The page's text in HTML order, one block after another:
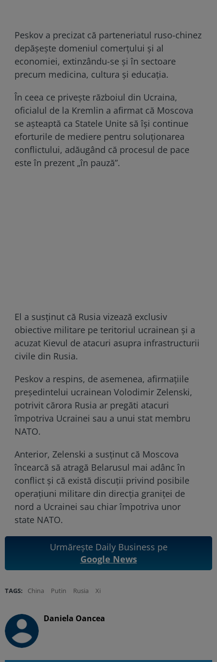
Peskov a precizat că parteneriatul ruso-chinez
depășește domeniul comerțului și al
economiei, extinzându-se și în sectoare
precum medicina, cultura și educația.
În ceea ce privește războiul din Ucraina,
oficialul de la Kremlin a afirmat că Moscova
se așteaptă ca Statele Unite să își continue
eforturile de mediere pentru soluționarea
conflictului, adăugând că procesul de pace
este în prezent „în pauză”.
El a susținut că Rusia vizează exclusiv
obiective militare pe teritoriul ucrainean și a
acuzat Kievul de atacuri asupra infrastructurii
civile din Rusia.
Peskov a respins, de asemenea, afirmațiile
președintelui ucrainean Volodimir Zelenski,
potrivit cărora Rusia ar pregăti atacuri
împotriva Ucrainei sau a unui stat membru
NATO.
Anterior, Zelenski a susținut că Moscova
încearcă să atragă Belarusul mai adânc în
conflict și că există discuții privind posibile
operațiuni militare din direcția graniței de
nord a Ucrainei sau chiar împotriva unor
state NATO.
Urmărește Daily Business pe
Google News
TAGS: China Putin Rusia Xi
Daniela Oancea